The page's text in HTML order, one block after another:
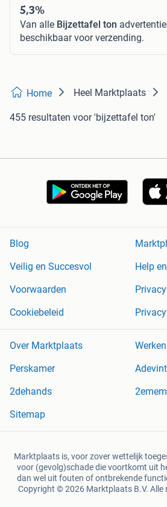
5,3%
Van alle Bijzettafel ton
beschikbaar voor verzending.
Home Heel Marktplaats
455 resultaten voor 'bijzettafel ton'
Blog
Veilig en Succesvol
Help
Voorwaarden
Cookiebeleid
Over Marktplaats
Perskamer
2dehands
Sitemap
Marktplaats is, voor zover wettelijk
voor (gevolg)schade die voortkomt uit
dan wel uit fouten of ontbrekende
Copyright © 2026 Marktplaats B.V. Alle